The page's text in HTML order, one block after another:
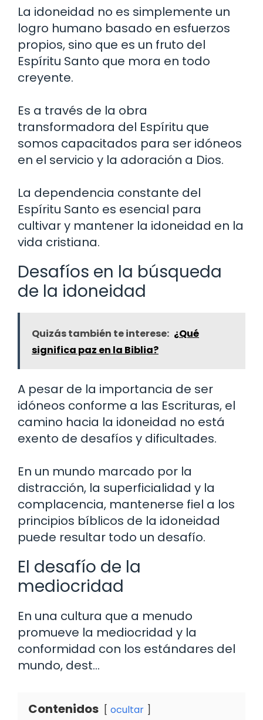
La idoneidad no es simplemente un
logro humano basado en esfuerzos
propios, sino que es un fruto del
Espíritu Santo que mora en todo
creyente.
Es a través de la obra
transformadora del Espíritu que
somos capacitados para ser idóneos
en el servicio y la adoración a Dios.
La dependencia constante del
Espíritu Santo es esencial para
cultivar y mantener la idoneidad en la
vida cristiana.
Desafíos en la búsqueda
de la idoneidad
Quizás también te interese: ¿Qué
significa paz en la Biblia?
A pesar de la importancia de ser
idóneos conforme a las Escrituras, el
camino hacia la idoneidad no está
exento de desafíos y dificultades.
En un mundo marcado por la
distracción, la superficialidad y la
complacencia, mantenerse fiel a los
principios bíblicos de la idoneidad
puede resultar todo un desafío.
El desafío de la
mediocridad
En una cultura que a menudo
promueve la mediocridad y la
conformidad con los estándares del
mundo, dest…
Contenidos ocultar